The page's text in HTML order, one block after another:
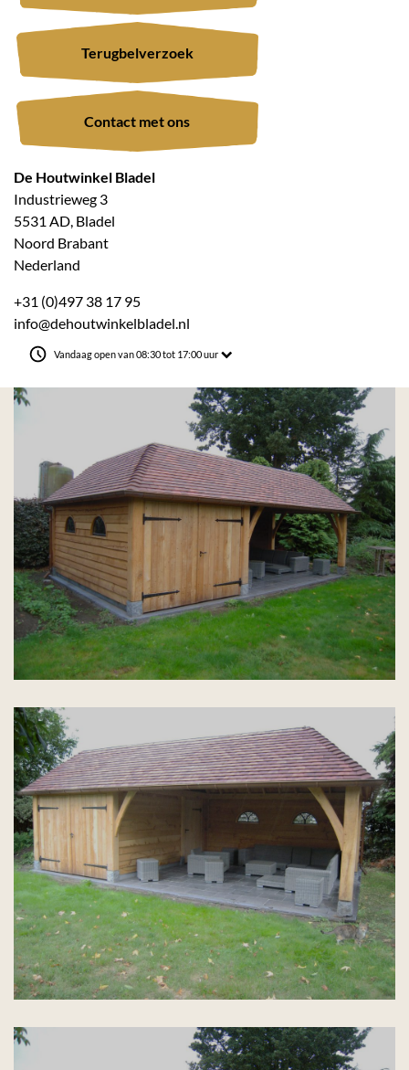
AD, Bladel
|Openingstijden
Terugbelverzoek
Contact met ons
De Houtwinkel Bladel
Industrieweg 3
5531 AD, Bladel
Noord Brabant
Nederland
+31 (0)497 38 17 95
info@dehoutwinkelbladel.nl
Vandaag open van 08:30 tot 17:00 uur